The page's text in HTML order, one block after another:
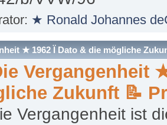
★ Ronald Johannes
★ 1962 Ï Dato & die mögliche
Vergangenheit
Zukunft 📝
Vergangenheit ist